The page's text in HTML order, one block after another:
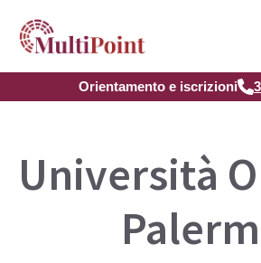
contenuto
Orientamento e iscrizioni
Università